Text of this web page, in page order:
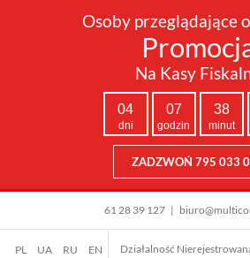
61 28 39 127 |
PL UA RU EN Działalność
Osoby przeglądające
Na Kasy
04
dni
07
godzin
38
minut
ZADZWOŃ 795 033